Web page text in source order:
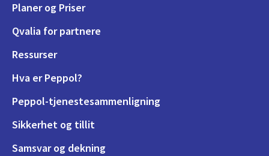
Planer og Priser
Qvalia for partnere
Ressurser
Hva er Peppol?
Peppol-tjenestesammenligning
Sikkerhet og tillit
Samsvar og dekning